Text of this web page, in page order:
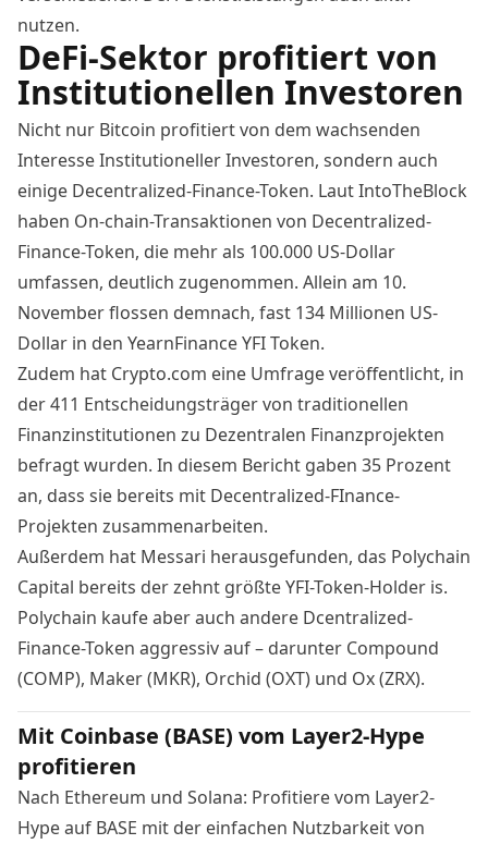
nutzen.
DeFi-Sektor profitiert von
Institutionellen Investoren
Nicht nur Bitcoin profitiert von dem wachsenden
InteresseInstitutioneller Investoren, sondern auch
einige Decentralized-Finance-Token. LautIntoTheBlock
haben On-chain-Transaktionen von Decentralized-
Finance-Token, die mehr als 100.000 US-Dollar
umfassen, deutlich zugenommen. Allein am 10.
November flossen demnach, fast 134 Millionen US-
Dollar in den YearnFinanceYFI Token.
Zudem hat Crypto.com eine Umfrage veröffentlicht, in
der 411 Entscheidungsträger von traditionellen
Finanzinstitutionen zu Dezentralen Finanzprojekten
befragt wurden. In diesem Bericht gaben 35 Prozent
an, dass sie bereits mit Decentralized-FInance-
Projekten zusammenarbeiten.
Außerdem hat Messari herausgefunden, das Polychain
Capital bereits der zehnt größte YFI-Token-Holder is.
Polychain kaufe aber auch andere Dcentralized-
Finance-Token aggressiv auf– darunter Compound
(COMP), Maker (MKR), Orchid (OXT) und Ox (ZRX).
Mit Coinbase (BASE) vom Layer2-Hype
profitieren
Nach Ethereum und Solana: Profitiere vom Layer2-
Hype auf BASE mit der einfachen Nutzbarkeit von